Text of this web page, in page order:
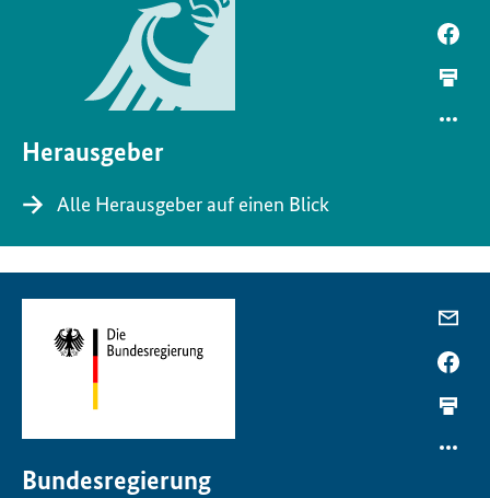
Herausgeber
Alle Herausgeber auf einen Blick
Bundesregierung